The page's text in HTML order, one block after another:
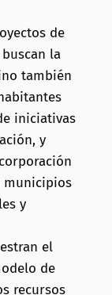
de
la
también
iniciativas
y
municipios
y
el
de
recursos